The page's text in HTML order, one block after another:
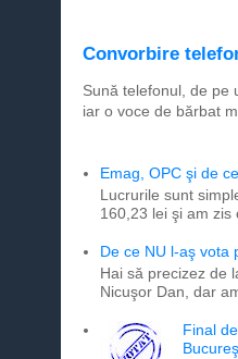
Convorbire
Sună telefonul, de pe
iar o voce de bărbat
Emag, OPC şi de
Lucrurile sunt
160,23 lei şi am
De ce NU l-aş vota
Hai să precizez de
Nicuşor Dan, dar
Final